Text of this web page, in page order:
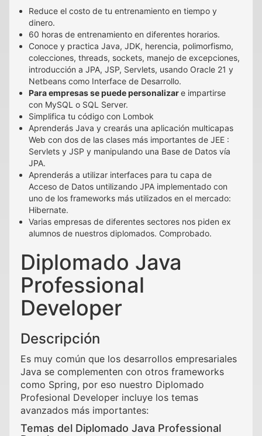
Reduce el costo de tu entrenamiento en tiempo y
dinero.
60 horas de entrenamiento en diferentes horarios.
Conoce y practica Java, JDK, herencia, polimorfismo,
colecciones, threads, sockets, manejo de excepciones,
introducción a JPA, JSP, Servlets, usando Oracle 21 y
Netbeans como Interface de Desarrollo.
Para empresas se puede personalizare impartirse
con MySQL o SQL Server.
Simplifica tu código con Lombok
Aprenderás Java y crearás una aplicación multicapas
Web con dos de las clases más importantes de JEE :
Servlets y JSP y manipulando una Base de Datos vía
JPA.
Aprenderás a utilizar interfaces para tu capa de
Acceso de Datos untilizando JPA implementado con
uno de los frameworks más utilizados en el mercado:
Hibernate.
Varias empresas de diferentes sectores nos piden ex
alumnos de nuestros diplomados. Comprobado.
Diplomado Java
Professional
Developer
Descripción
Es muy común que los desarrollos empresariales
Java se complementen con otros frameworks
como Spring, por eso nuestro Diplomado
Profesional Developer incluye los temas
avanzados más importantes:
Temas del Diplomado Java Professional